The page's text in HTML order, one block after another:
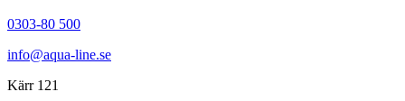
0303-80 500
info@aqua-line.se
Kärr 121